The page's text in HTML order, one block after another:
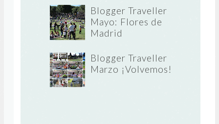
Blogger Traveller
Mayo: Flores de
Madrid
Blogger Traveller
Marzo ¡Volvemos!